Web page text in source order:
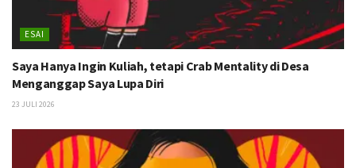
ESAI
Saya Hanya Ingin Kuliah, tetapi Crab Mentality di Desa
Menganggap Saya Lupa Diri
23 JULI 2026